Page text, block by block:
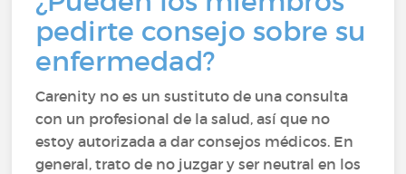
pedirte consejo sobre su
enfermedad?
Carenity no es un sustituto de una consulta
con un profesional de la salud, así que no
estoy autorizada a dar consejos médicos. En
general, trato de no juzgar y ser neutral en los